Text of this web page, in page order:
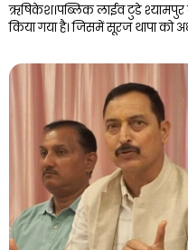
ऋषिकेश।पब्लिक लाईव टुडे
किया गया है। जिसमें सूरज थापा को